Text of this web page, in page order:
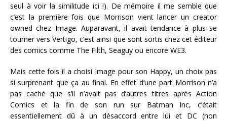
seul à voir la similitude ici !). De mémoire il me semble que
c’est la première fois que Morrison vient lancer un creator
owned chez Image. Auparavant, il avait tendance à plus se
tourner vers Vertigo, c’est ainsi que sont sortis chez cet éditeur
des comics comme The Filth, Seaguy ou encore WE3.
Mais cette fois il a choisi Image pour son Happy, un choix pas
si surprenant que ça au final. En effet d’une part Morrison n’a
pas caché que s’il n’avait pas d’autres titres après Action
Comics et la fin de son run sur Batman Inc, c’était
essentiellement dû à un désaccord entre lui et DC (non